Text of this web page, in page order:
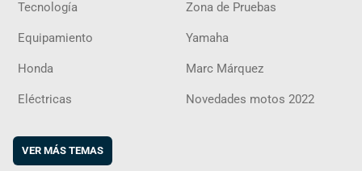
Tecnología Zona de Pruebas
Equipamiento Yamaha
Honda Marc Márquez
Eléctricas Novedades motos 2022
VER MÁS TEMAS